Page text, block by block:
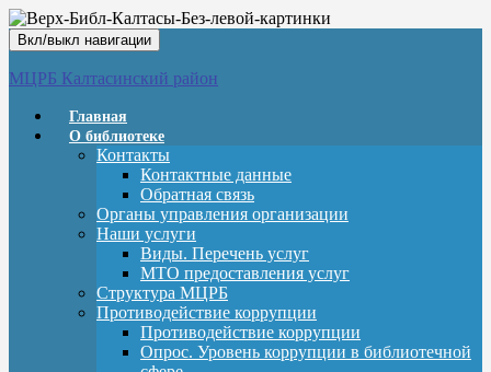
Вкл/выкл навигации
МЦРБ Калтасинский район
Главная
О библиотеке
Контакты
Контактные данные
Обратная связь
Органы управления организации
Наши услуги
Виды. Перечень услуг
МТО предоставления услуг
Структура МЦРБ
Противодействие коррупции
Противодействие коррупции
Опрос. Уровень коррупции в библиотечной